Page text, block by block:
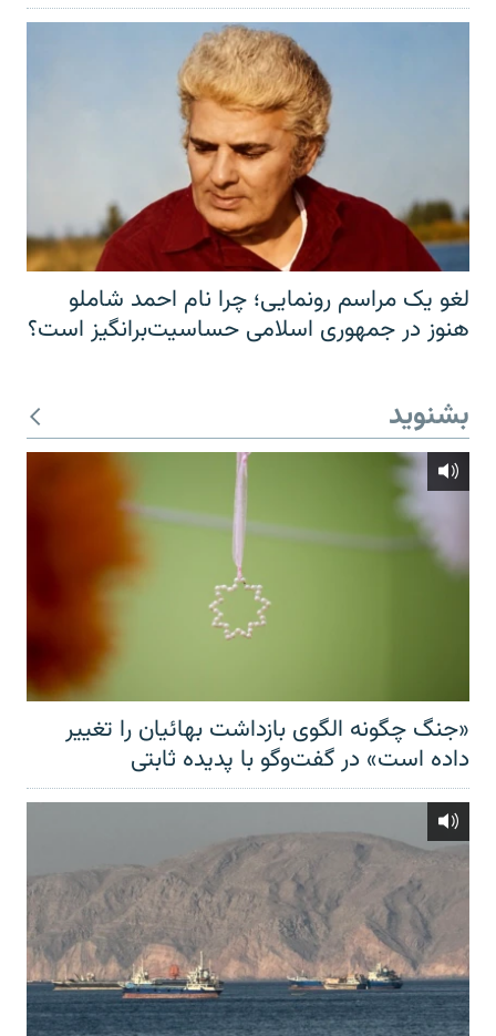
لغو یک مراسم رونمایی؛ چرا نام احمد شاملو
هنوز در جمهوری اسلامی حساسیت‌برانگیز است؟
بشنوید
«جنگ چگونه الگوی بازداشت بهائیان را تغییر
داده است» در گفت‌وگو با پدیده ثابتی